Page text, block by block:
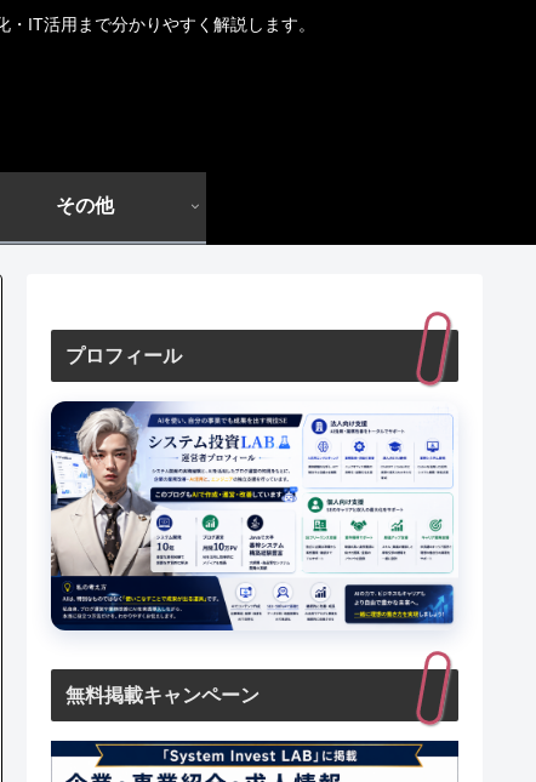
IT活用まで分かりやすく解説します。
その他
プロフィール
無料掲載キャンペーン